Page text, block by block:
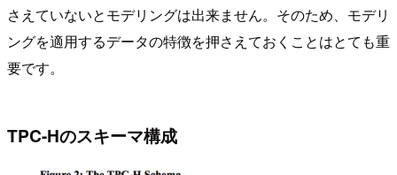
さえていないとモデリングは出来ません。そのため、モデリ
ングを適用するデータの特徴を押さえておくことはとても重
要です。
TPC-Hのスキーマ構成